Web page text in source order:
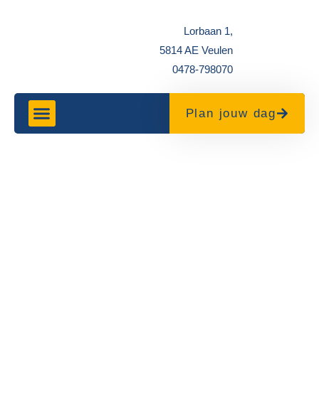
Lorbaan 1,
5814 AE Veulen
0478-798070
Plan jouw dag